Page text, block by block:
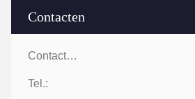
Contacten
Contacten:
Tel.: